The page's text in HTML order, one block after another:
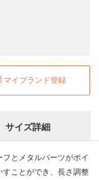
マイブランド登録
サイズ詳細
とメタルパーツがポイ
ことができ、長さ調整